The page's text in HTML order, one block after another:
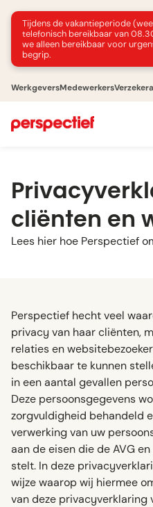
Tijdens de vakantieperiode
telefonisch bereikbaar van
we alleen bereikbaar voor
begrip.
WerkgeversMedewerkers
cliënten en
Lees hier hoe Perspectief
Perspectief hecht veel
privacy van haar cliënten,
relaties en
beschikbaar te kunnen
in een aantal gevallen
Deze persoonsgegevens
zorgvuldigheid behandeld
verwerking van uw
aan de eisen die de AVG
stelt. In deze
wijze waarop wij hiermee
van deze privacyverklaring